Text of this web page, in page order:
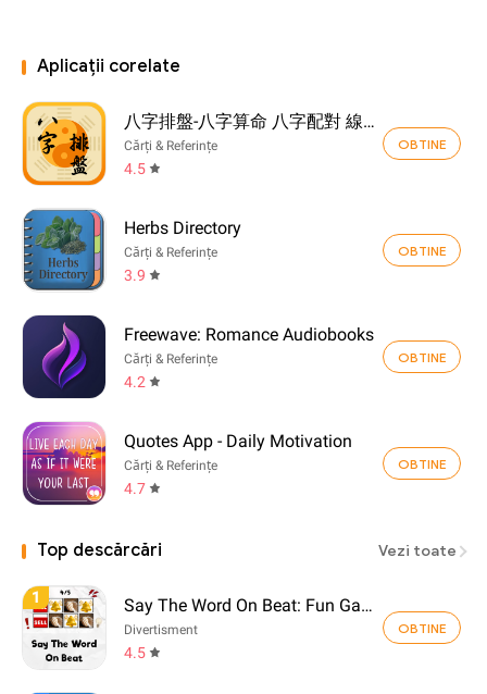
Aplicații corelate
八字排盤-八字算命 八字配對 線上算命 生辰八字查詢
Cărți & Referințe
4.5
OBTINE
Herbs Directory
Cărți & Referințe
3.9
OBTINE
Freewave: Romance Audiobooks
Cărți & Referințe
4.2
OBTINE
Quotes App - Daily Motivation
Cărți & Referințe
4.7
OBTINE
Top descărcări Vezi toate
1 Say The Word On Beat: Fun Game
Divertisment
4.5
OBTINE